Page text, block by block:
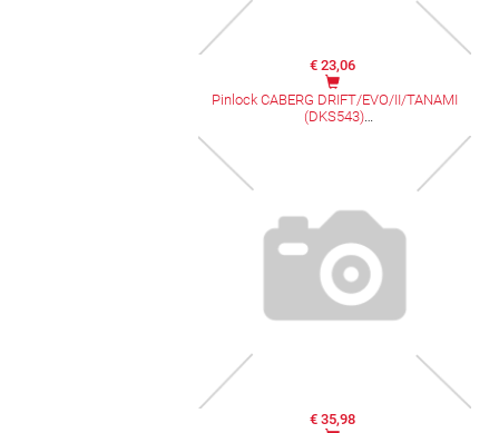
€ 23,06
Pinlock CABERG DRIFT/EVO/II/TANAMI
(DKS543)
€ 35,98